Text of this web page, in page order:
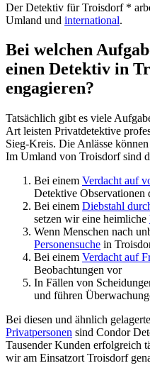
Der Detektiv für Troisdorf *
Umland und international.
Bei welchen
einen Detektiv in
engagieren?
Tatsächlich gibt es viele
Art leisten Privatdetektive
Sieg-Kreis. Die Anlässe
Im Umland von Troisdorf sind
Bei einem Verdacht auf
Detektive Observationen
Bei einem Diebstahl
setzen wir eine heimliche
Wenn Menschen nach
Personensuche in
Bei einem Verdacht auf
Beobachtungen vor
In Fällen von
und führen
Bei diesen und ähnlich
Privatpersonen sind Condor
Tausender Kunden erfolgreich
wir am Einsatzort Troisdorf